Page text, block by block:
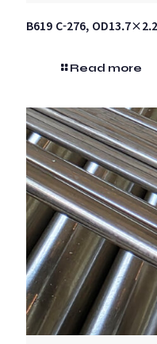
B619 C-276,
Read more